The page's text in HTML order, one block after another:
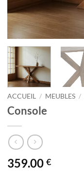
ACCUEIL / MEUBLES /
Console
359.00 €